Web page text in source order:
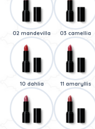
02 mandevilla 03 camellia
10 dahlia 11 amaryllis